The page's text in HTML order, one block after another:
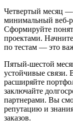
Четвертый месяц —
минимальный веб-
Сформируйте
проектами.
по тестам — это
Пятый-шестой
устойчивые связи.
расширяйте
заключайте
партнерами. Вы
репутацию и
заказов.